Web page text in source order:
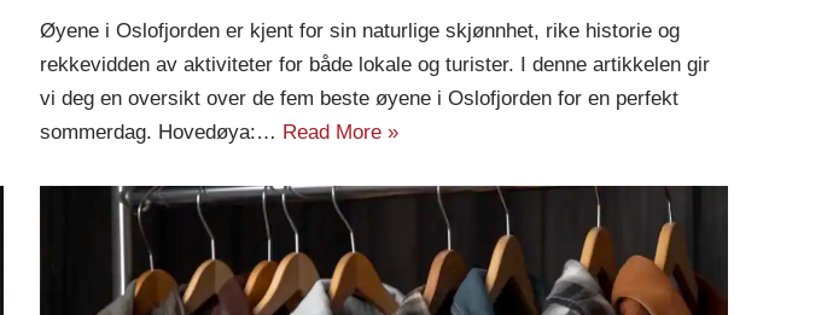
Øyene i Oslofjorden er kjent for sin naturlige skjønnhet, rike historie og
rekkevidden av aktiviteter for både lokale og turister. I denne artikkelen gir
vi deg en oversikt over de fem beste øyene i Oslofjorden for en perfekt
sommerdag. Hovedøya:… Read More »